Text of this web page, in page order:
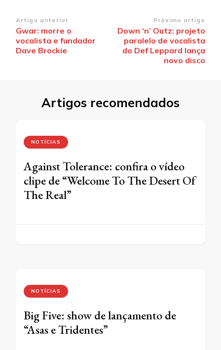
Navegação
de
post
Artigo anterior
Gwar: morre o
vocalista e fundador
Dave Brockie
Próximo artigo
Down ‘n’ Outz: projeto
paralelo de vocalista
do Def Leppard lança
novo disco
Artigos recomendados
NOTÍCIAS
Against Tolerance: confira o vídeo
clipe de “Welcome To The Desert Of
The Real”
NOTÍCIAS
Big Five: show de lançamento de
“Asas e Tridentes”